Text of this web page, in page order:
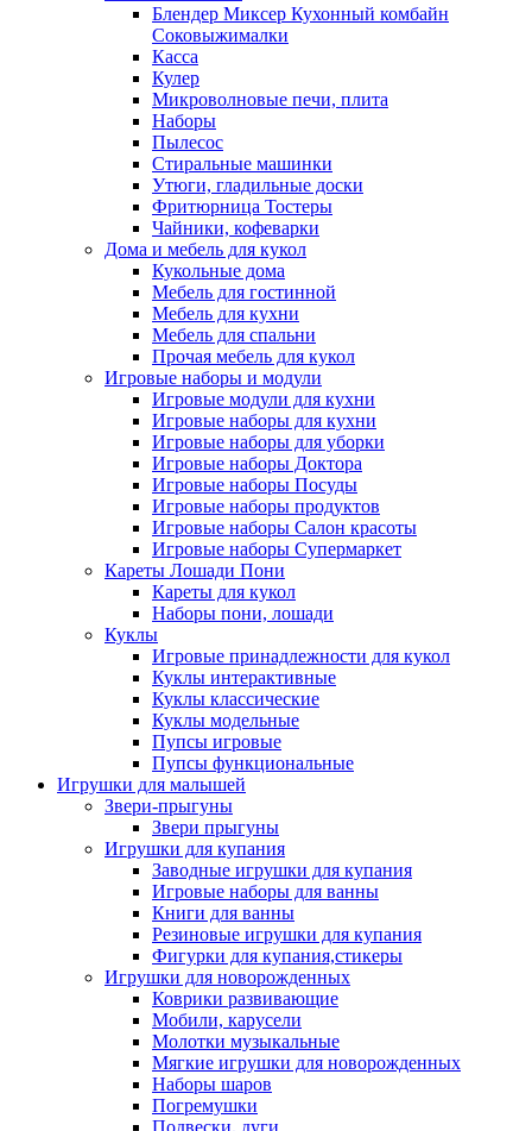
Блендер Миксер Кухонный комбайн
Соковыжималки
Касса
Кулер
Микроволновые печи, плита
Наборы
Пылесос
Стиральные машинки
Утюги, гладильные доски
Фритюрница Тостеры
Чайники, кофеварки
Дома и мебель для кукол
Кукольные дома
Мебель для гостинной
Мебель для кухни
Мебель для спальни
Прочая мебель для кукол
Игровые наборы и модули
Игровые модули для кухни
Игровые наборы для кухни
Игровые наборы для уборки
Игровые наборы Доктора
Игровые наборы Посуды
Игровые наборы продуктов
Игровые наборы Салон красоты
Игровые наборы Супермаркет
Кареты Лошади Пони
Кареты для кукол
Наборы пони, лошади
Куклы
Игровые принадлежности для кукол
Куклы интерактивные
Куклы классические
Куклы модельные
Пупсы игровые
Пупсы функциональные
Игрушки для малышей
Звери-прыгуны
Звери прыгуны
Игрушки для купания
Заводные игрушки для купания
Игровые наборы для ванны
Книги для ванны
Резиновые игрушки для купания
Фигурки для купания,стикеры
Игрушки для новорожденных
Коврики развивающие
Мобили, карусели
Молотки музыкальные
Мягкие игрушки для новорожденных
Наборы шаров
Погремушки
Подвески, дуги